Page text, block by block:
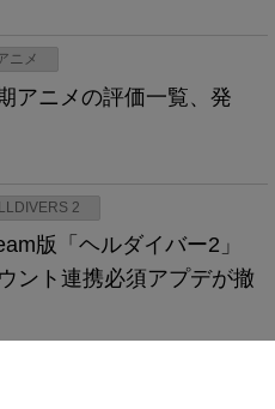
ニメ
アニメの評価一覧、発
2
版「ヘルダイバー2」
ント連携必須アプデが撤